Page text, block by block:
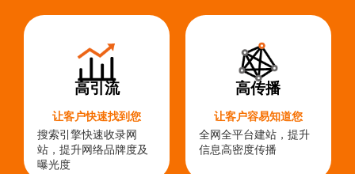
高引流
让客户快速找到您
搜索引擎快速收录网
站，提升网络品牌度及
曝光度
高传播
让客户容易知道您
全网全平台建站，提升
信息高密度传播